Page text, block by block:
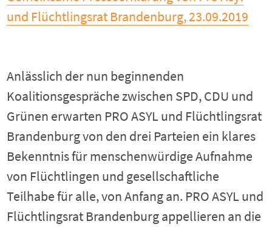
und Flüchtlingsrat Brandenburg, 23.09.2019
Anlässlich der nun beginnenden
Koalitionsgespräche zwischen SPD, CDU und
Grünen erwarten PRO ASYL und Flüchtlingsrat
Brandenburg von den drei Parteien ein klares
Bekenntnis für menschenwürdige Aufnahme
von Flüchtlingen und gesellschaftliche
Teilhabe für alle, von Anfang an. PRO ASYL und
Flüchtlingsrat Brandenburg appellieren an die